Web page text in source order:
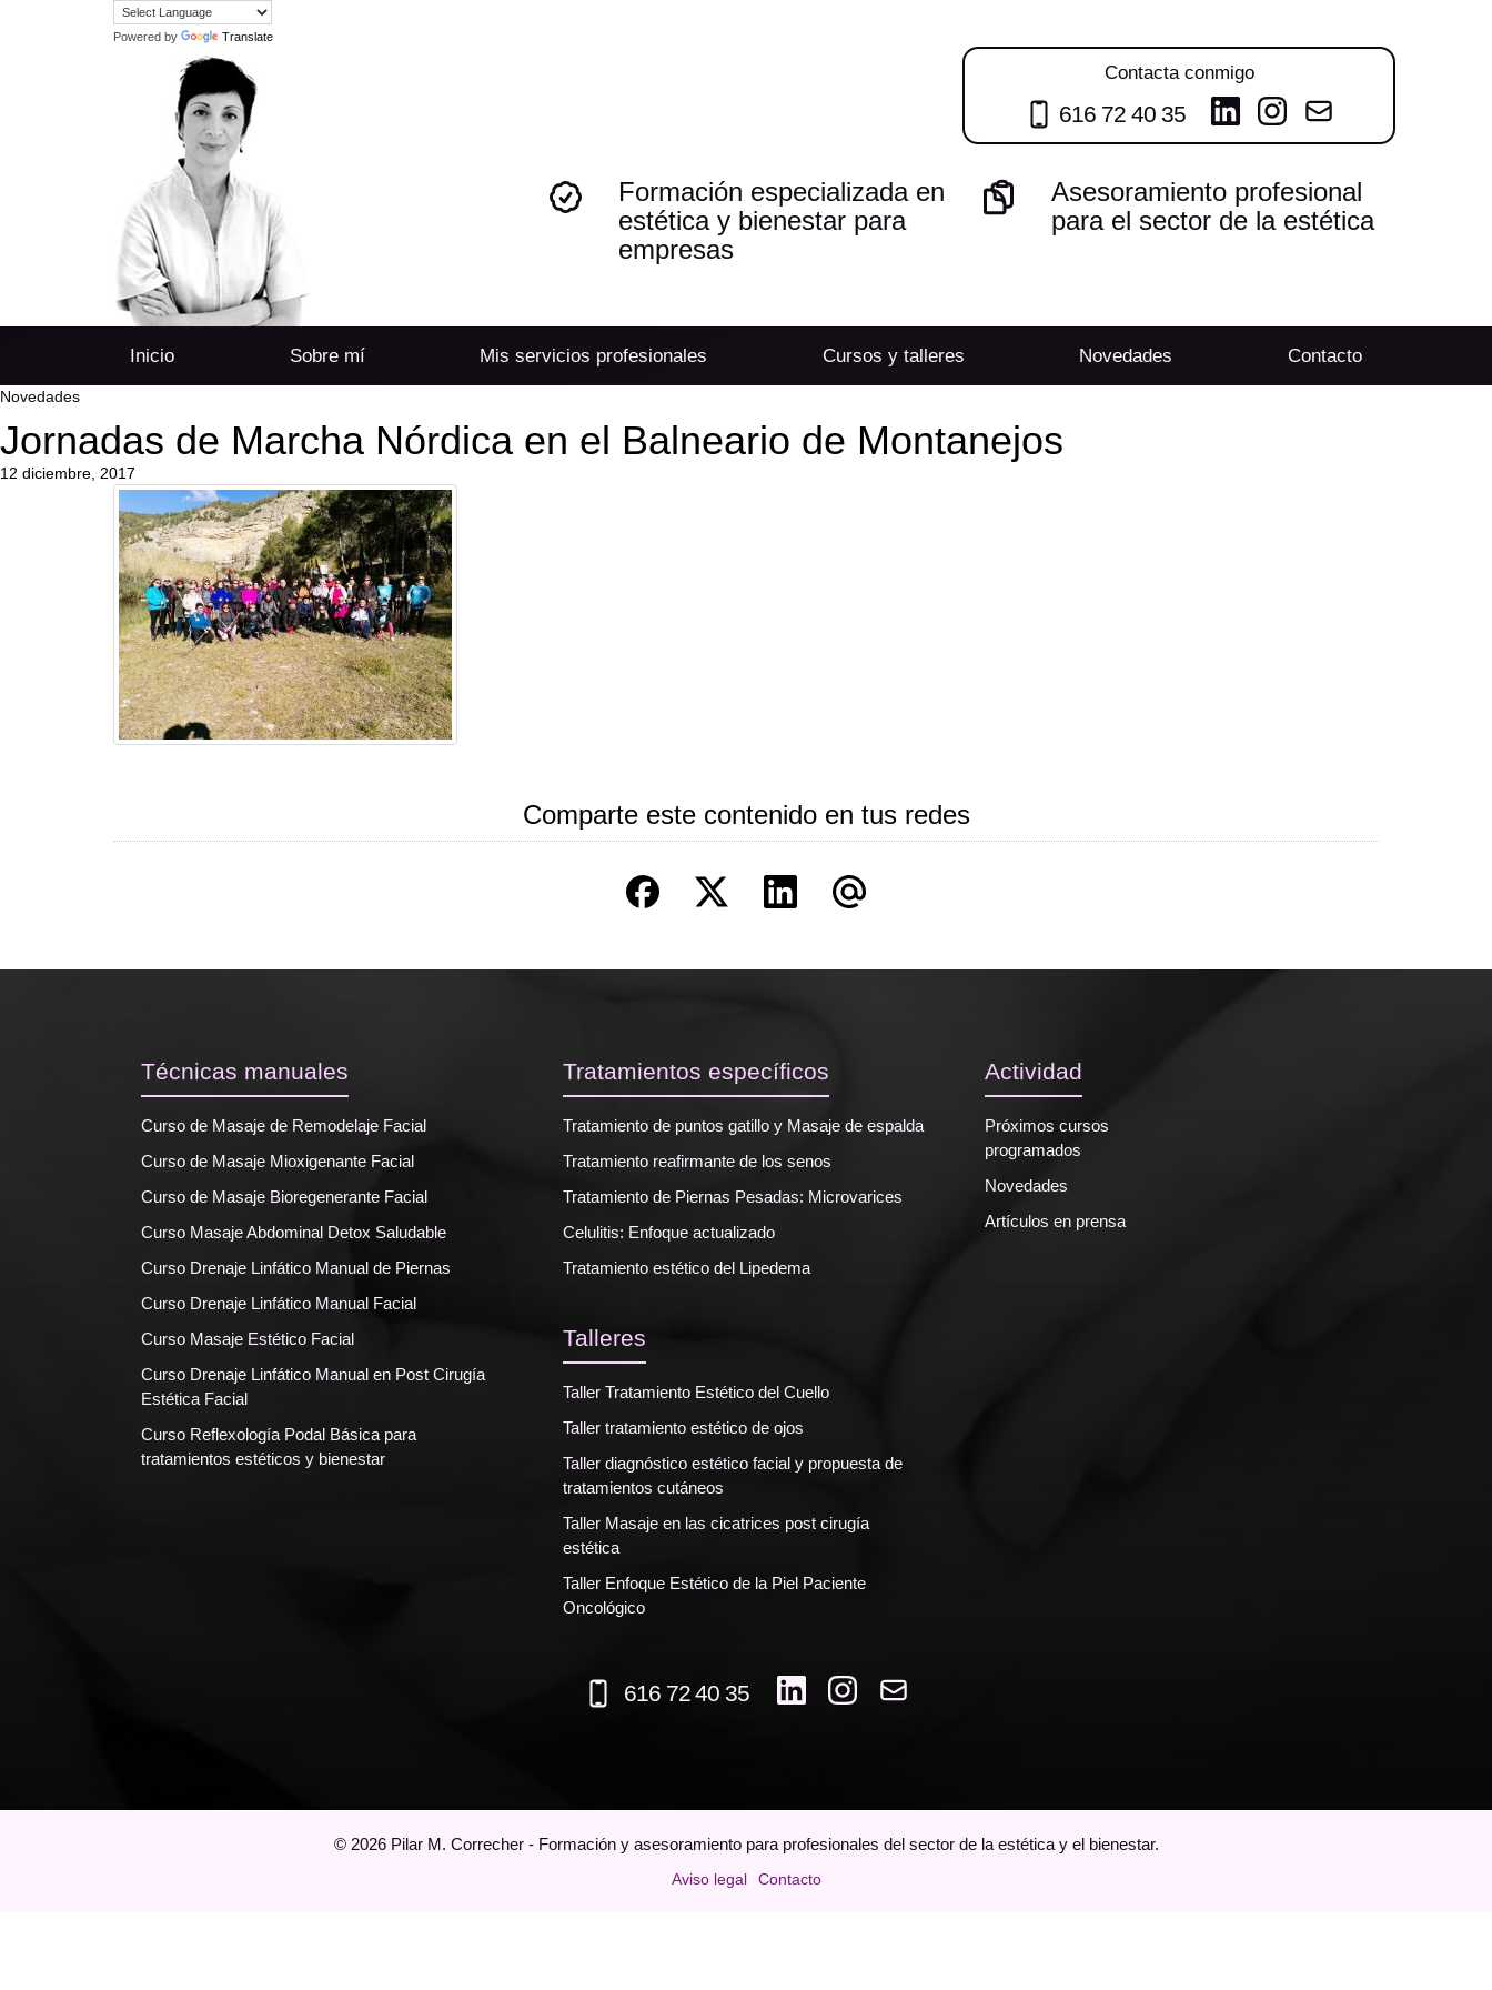
Powered by Translate
Contacta conmigo
616 72 40 35
Formación especializada en
estética y bienestar para
empresas
Asesoramiento profesional
para el sector de la estética
Inicio Sobre mí Mis servicios profesionales Cursos y talleres Novedades Contacto
Novedades
Jornadas de Marcha Nórdica en el Balneario de Montanejos
12 diciembre, 2017
Comparte este contenido en tus redes
Técnicas manuales
Curso de Masaje de Remodelaje Facial
Curso de Masaje Mioxigenante Facial
Curso de Masaje Bioregenerante Facial
Curso Masaje Abdominal Detox Saludable
Curso Drenaje Linfático Manual de Piernas
Curso Drenaje Linfático Manual Facial
Curso Masaje Estético Facial
Curso Drenaje Linfático Manual en Post Cirugía
Estética Facial
Curso Reflexología Podal Básica para
tratamientos estéticos y bienestar
Tratamientos específicos
Tratamiento de puntos gatillo y Masaje de espalda
Tratamiento reafirmante de los senos
Tratamiento de Piernas Pesadas: Microvarices
Celulitis: Enfoque actualizado
Tratamiento estético del Lipedema
Talleres
Taller Tratamiento Estético del Cuello
Taller tratamiento estético de ojos
Taller diagnóstico estético facial y propuesta de
tratamientos cutáneos
Taller Masaje en las cicatrices post cirugía
estética
Taller Enfoque Estético de la Piel Paciente
Oncológico
Actividad
Próximos cursos
programados
Novedades
Artículos en prensa
616 72 40 35
© 2026Pilar M. Correcher - Formación y asesoramiento para profesionales del sector de la estética y el bienestar.
Aviso legal Contacto